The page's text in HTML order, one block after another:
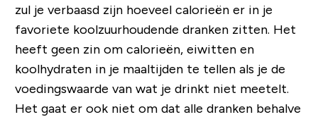
zul je verbaasd zijn hoeveel calorieën er in je
favoriete koolzuurhoudende dranken zitten. Het
heeft geen zin om calorieën, eiwitten en
koolhydraten in je maaltijden te tellen als je de
voedingswaarde van wat je drinkt niet meetelt.
Het gaat er ook niet om dat alle dranken behalve